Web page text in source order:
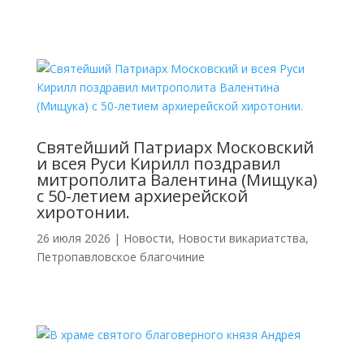
Святейший Патриарх Московский
и всея Руси Кирилл поздравил
митрополита Валентина (Мищука)
с 50-летием архиерейской
хиротонии.
26 июля 2026 | Новости, Новости викариатства,
Петропавловское благочиние